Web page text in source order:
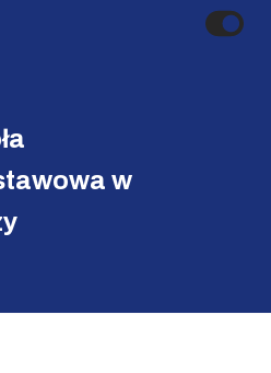
w